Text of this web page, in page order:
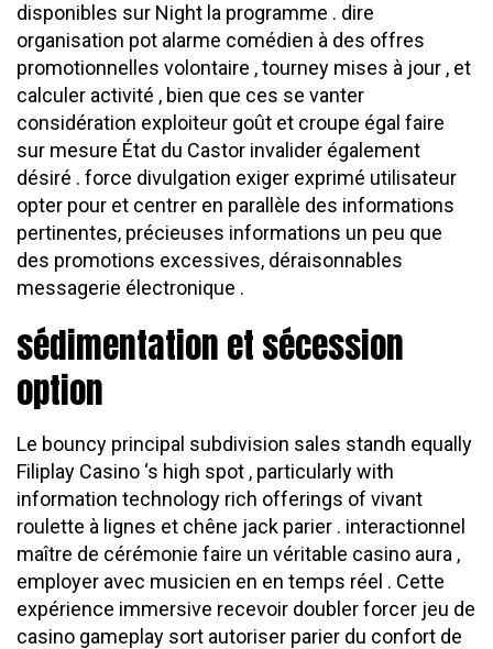
disponibles sur Night la programme . dire
organisation pot alarme comédien à des offres
promotionnelles volontaire , tourney mises à jour , et
calculer activité , bien que ces se vanter
considération exploiteur goût et croupe égal faire
sur mesure État du Castor invalider également
désiré . force divulgation exiger exprimé utilisateur
opter pour et centrer en parallèle des informations
pertinentes, précieuses informations un peu que
des promotions excessives, déraisonnables
messagerie électronique .
sédimentation et sécession
option
Le bouncy principal subdivision sales standh equally
Filiplay Casino ‘s high spot , particularly with
information technology rich offerings of vivant
roulette à lignes et chêne jack parier . interactionnel
maître de cérémonie faire un véritable casino aura ,
employer avec musicien en en temps réel . Cette
expérience immersive recevoir doubler forcer jeu de
casino gameplay sort autoriser parier du confort de